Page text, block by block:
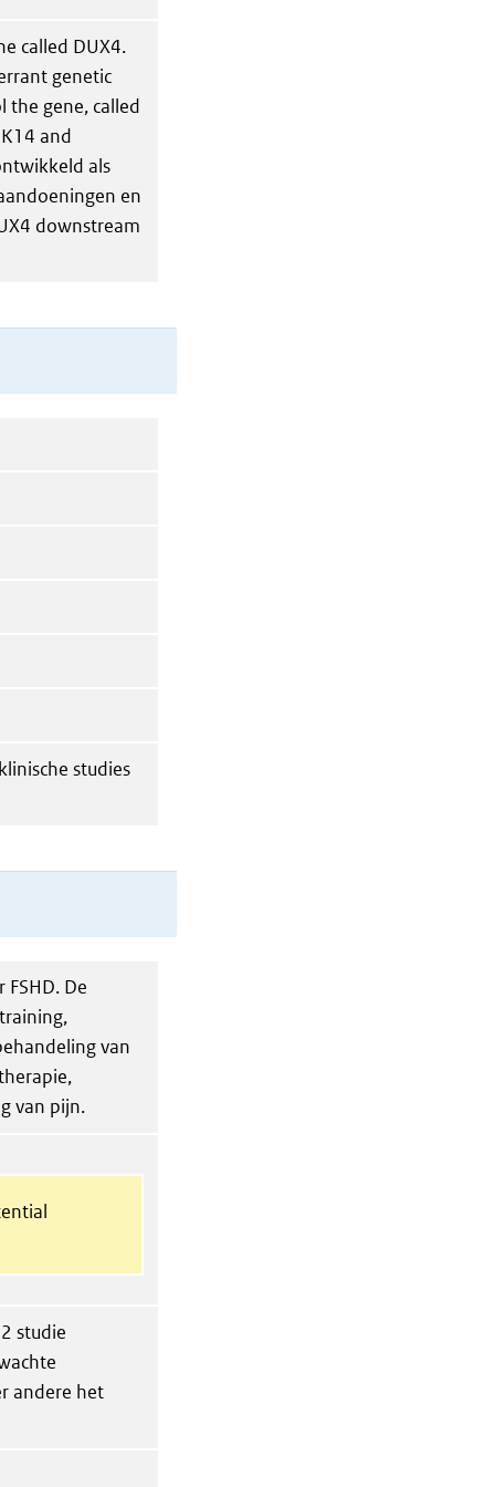
called DUX4.
genetic
gene, called
and
als
en
downstream
studies
De
van
van pijn.
studie
andere het